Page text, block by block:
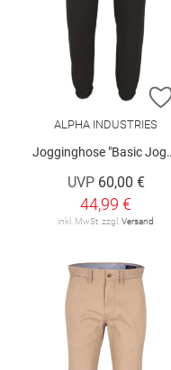
ALPHA INDUSTRIES
Jogginghose "Basic Jogger Small Logo II"
UVP 60,00 €
44,99 €
inkl. MwSt. zzgl.Versand